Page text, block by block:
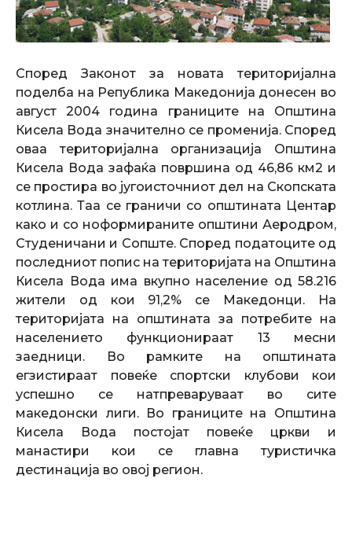
Според Законот за новата територијална
поделба на Република Македонија донесен во
август 2004 година границите на Општина
Кисела Вода значително се променија. Според
оваа територијална организација Општина
Кисела Вода зафаќа површина од 46,86 км2 и
се простира во југоисточниот дел на Скопската
котлина. Таа се граничи со општината Центар
како и со ноформираните општини Аеродром,
Студеничани и Сопште. Според податоците од
последниот попис на територијата на Општина
Кисела Вода има вкупно население од 58.216
жители од кои 91,2% се Македонци. На
територијата на општината за потребите на
населението функционираат 13 месни
заедници. Во рамките на општината
егзистираат повеќе спортски клубови кои
успешно се натпреваруваат во сите
македонски лиги. Во границите на Општина
Кисела Вода постојат повеќе цркви и
манастири кои се главна туристичка
дестинација во овој регион.